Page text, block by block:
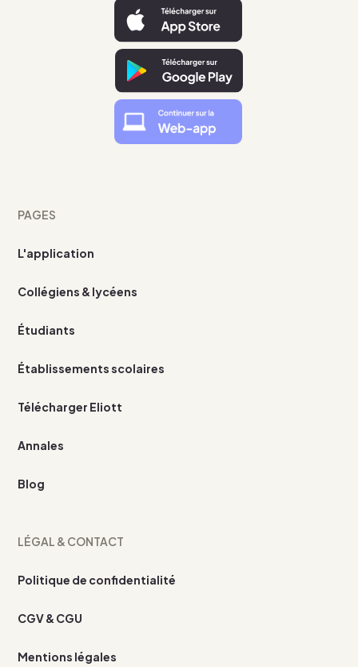
PAGES
L'application
Collégiens & lycéens
Étudiants
Établissements scolaires
Télécharger Eliott
Annales
Blog
LÉGAL & CONTACT
Politique de confidentialité
CGV & CGU
Mentions légales